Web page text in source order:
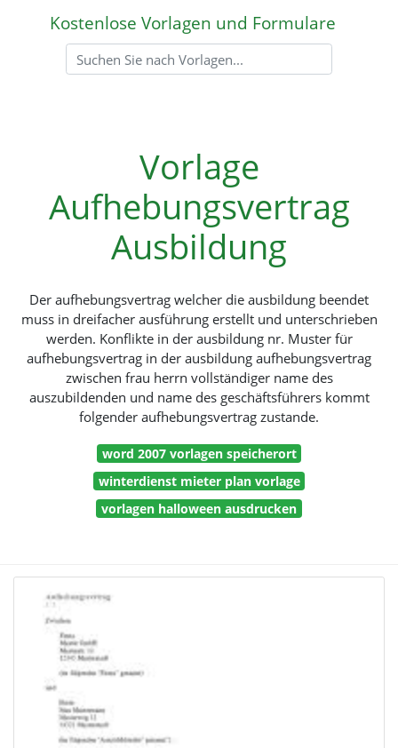
Kostenlose Vorlagen und Formulare
Vorlage
Aufhebungsvertrag
Ausbildung
Der aufhebungsvertrag welcher die ausbildung beendet
muss in dreifacher ausführung erstellt und unterschrieben
werden. Konflikte in der ausbildung nr. Muster für
aufhebungsvertrag in der ausbildung aufhebungsvertrag
zwischen frau herrn vollständiger name des
auszubildenden und name des geschäftsführers kommt
folgender aufhebungsvertrag zustande.
word 2007 vorlagen speicherort
winterdienst mieter plan vorlage
vorlagen halloween ausdrucken